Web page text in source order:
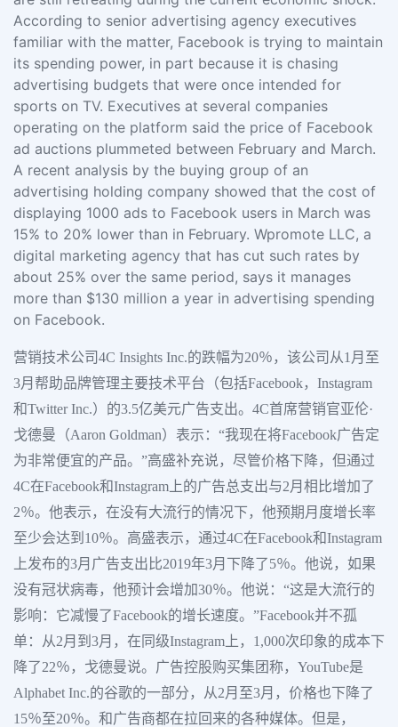
According to senior advertising agency executives
familiar with the matter, Facebook is trying to maintain
its spending power, in part because it is chasing
advertising budgets that were once intended for
sports on TV. Executives at several companies
operating on the platform said the price of Facebook
ad auctions plummeted between February and March.
A recent analysis by the buying group of an
advertising holding company showed that the cost of
displaying 1000 ads to Facebook users in March was
15% to 20% lower than in February. Wpromote LLC, a
digital marketing agency that has cut such rates by
about 25% over the same period, says it manages
more than $130 million a year in advertising spending
on Facebook.
营销技术公司4C Insights Inc.的跌幅为20％，该公司从1月至
3月帮助品牌管理主要技术平台（包括Facebook，Instagram
和Twitter Inc.）的3.5亿美元广告支出。4C首席营销官亚伦·
戈德曼（Aaron Goldman）表示：“我现在将Facebook广告定
为非常便宜的产品。”高盛补充说，尽管价格下降，但通过
4C在Facebook和Instagram上的广告总支出与2月相比增加了
2％。他表示，在没有大流行的情况下，他预期月度增长率
至少会达到10％。高盛表示，通过4C在Facebook和Instagram
上发布的3月广告支出比2019年3月下降了5％。他说，如果
没有冠状病毒，他预计会增加30％。他说：“这是大流行的
影响：它减慢了Facebook的增长速度。”Facebook并不孤
单：从2月到3月，在同级Instagram上，1,000次印象的成本下
降了22％，戈德曼说。广告控股购买集团称，YouTube是
Alphabet Inc.的谷歌的一部分，从2月至3月，价格也下降了
15％至20％。和广告商都在拉回来的各种媒体。但是，